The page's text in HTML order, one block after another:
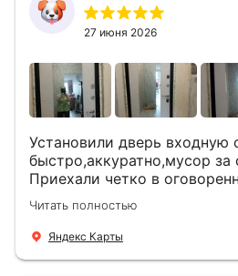
27 июня 2026
Установили дверь входную
быстро,аккуратно,мусор за
Приехали четко в
вежливые,деликатные рабочие .Все
понравилось и дверь ,и
Читать полностью
Яндекс Карты